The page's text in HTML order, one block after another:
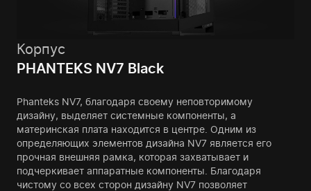
Корпус
PHANTEKS NV7 Black
Phanteks NV7, благодаря своему неповторимому
дизайну, выделяет системные компоненты, а
материнская плата находится в центре. Одним из
определяющих элементов дизайна NV7 является его
прочная внешняя рамка, которая захватывает и
подчеркивает аппаратные компоненты. Благодаря
чистому со всех сторон дизайну NV7 позволяет